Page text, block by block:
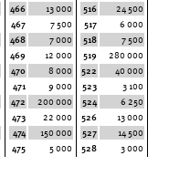
466
13 000
467
7 500
468
7 000
469
12 000
470
8 000
471
9 000
472
200 000
473
22 000
474
150 000
475
5 000
516
24 500
517
6 000
518
7 500
519
280 000
522
40 000
523
3 100
524
6 250
526
13 000
527
14 500
528
3 000